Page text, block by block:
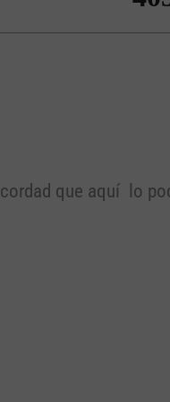
que aquí lo